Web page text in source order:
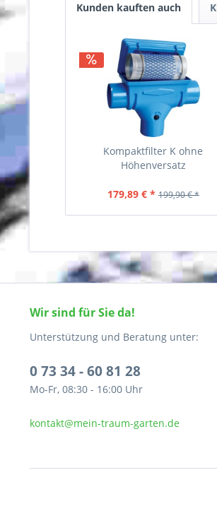
Kunden kauften auch
Kompaktfilter K ohne
Höhenversatz
179,89 € * 199,90 € *
Wir sind für Sie da!
Unterstützung und Beratung unter:
0 73 34 - 60 81 28
Mo-Fr, 08:30 - 16:00 Uhr
kontakt@mein-traum-garten.de